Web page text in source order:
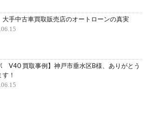
大手中古車買取販売店のオートローンの真実
V40 買取事例】神戸市垂水区B様、ありがとう
！